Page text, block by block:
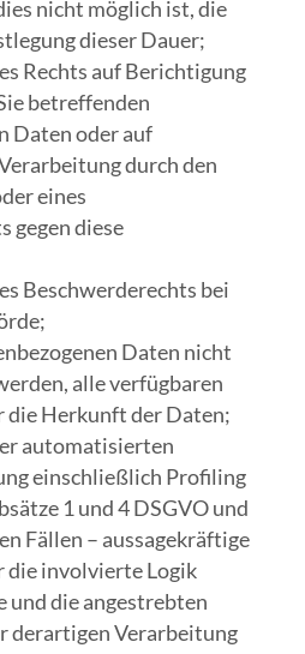
nicht möglich ist, die
dieser Dauer;
Rechts auf Berichtigung
betreffenden
Daten oder auf
durch den
eines
gegen diese
Beschwerderechts bei
Daten nicht
alle verfügbaren
Herkunft der Daten;
automatisierten
einschließlich Profiling
1 und 4 DSGVO und
Fällen – aussagekräftige
die involvierte Logik
und die angestrebten
derartigen Verarbeitung